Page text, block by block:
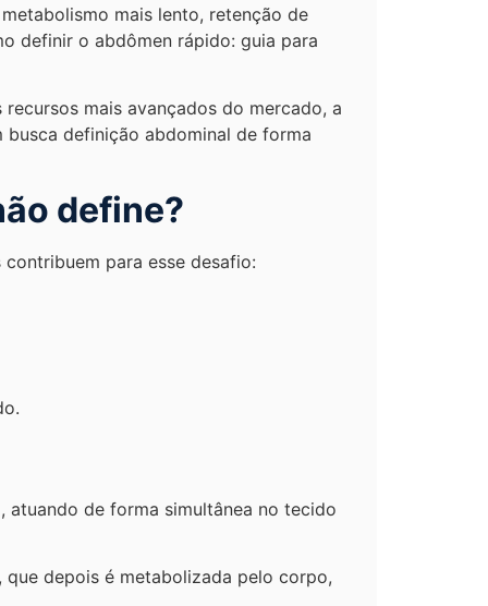
mais lento, retenção de
definir o abdômen rápido: guia para
mais avançados do mercado, a
definição abdominal de forma
define?
para esse desafio:
de forma simultânea no tecido
depois é metabolizada pelo corpo,